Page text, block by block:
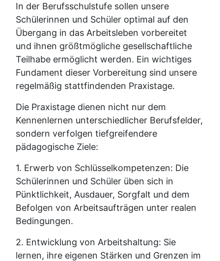
In der Berufsschulstufe sollen unsere
Schülerinnen und Schüler optimal auf den
Übergang in das Arbeitsleben vorbereitet
und ihnen größtmögliche gesellschaftliche
Teilhabe ermöglicht werden. Ein wichtiges
Fundament dieser Vorbereitung sind unsere
regelmäßig stattfindenden Praxistage.
Die Praxistage dienen nicht nur dem
Kennenlernen unterschiedlicher Berufsfelder,
sondern verfolgen tiefgreifendere
pädagogische Ziele:
1. Erwerb von Schlüsselkompetenzen: Die
Schülerinnen und Schüler üben sich in
Pünktlichkeit, Ausdauer, Sorgfalt und dem
Befolgen von Arbeitsaufträgen unter realen
Bedingungen.
2. Entwicklung von Arbeitshaltung: Sie
lernen, ihre eigenen Stärken und Grenzen im